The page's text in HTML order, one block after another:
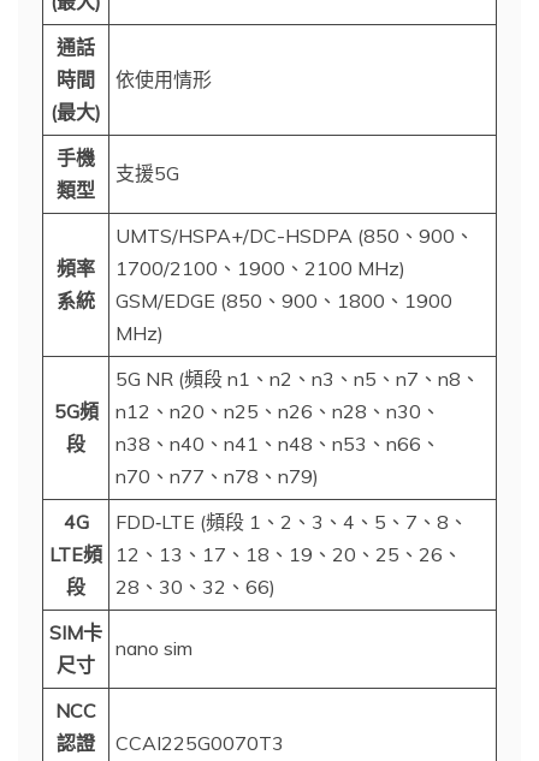
通話
時間
(最大)
依使用情形
手機
類型
支援5G
頻率
系統
UMTS/HSPA+/DC-HSDPA (850、900、
1700/2100、1900、2100 MHz)
GSM/EDGE (850、900、1800、1900
MHz)
5G頻
段
5G NR (頻段 n1、n2、n3、n5、n7、n8、
n12、n20、n25、n26、n28、n30、
n38、n40、n41、n48、n53、n66、
n70、n77、n78、n79)
4G
LTE頻
段
FDD‑LTE (頻段 1、2、3、4、5、7、8、
12、13、17、18、19、20、25、26、
28、30、32、66)
SIM卡
尺寸
nano sim
NCC
認證
CCAI225G0070T3